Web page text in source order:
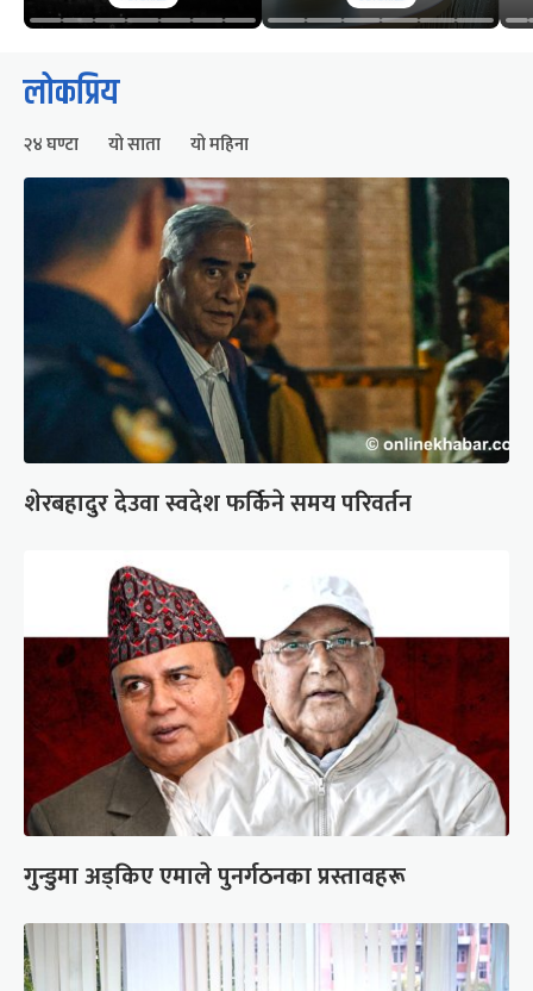
लोकप्रिय
२४ घण्टा यो साता यो महिना
शेरबहादुर देउवा स्वदेश फर्किने समय परिवर्तन
गुन्डुमा अड्किए एमाले पुनर्गठनका प्रस्तावहरू